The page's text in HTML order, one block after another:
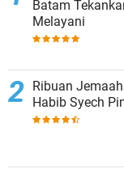
Batam
Melayani
Ribuan
Habib Syech